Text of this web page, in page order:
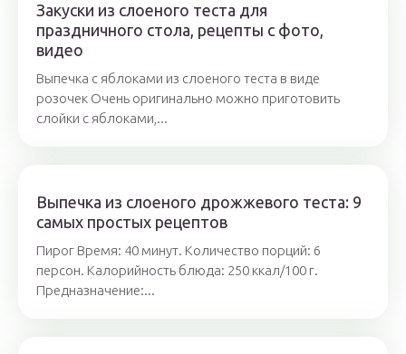
Закуски из слоеного теста для
праздничного стола, рецепты с фото,
видео
Выпечка с яблоками из слоеного теста в виде
розочек Очень оригинально можно приготовить
слойки с яблоками,...
Выпечка из слоеного дрожжевого теста: 9
самых простых рецептов
Пирог Время: 40 минут. Количество порций: 6
персон. Калорийность блюда: 250 ккал/100 г.
Предназначение:...